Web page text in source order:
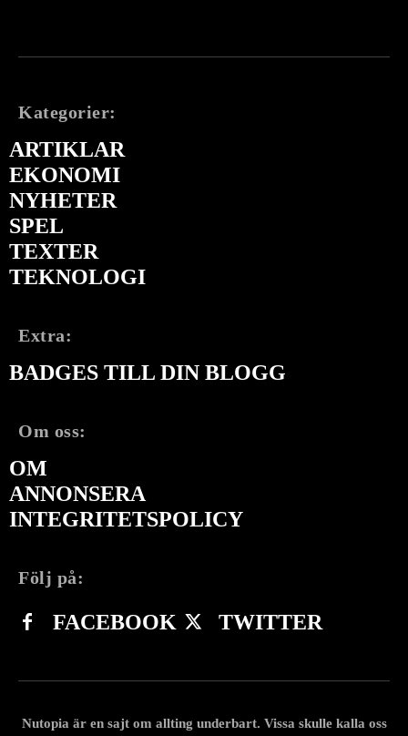
Kategorier:
ARTIKLAR
EKONOMI
NYHETER
SPEL
TEXTER
TEKNOLOGI
Extra:
BADGES TILL DIN BLOGG
Om oss:
OM
ANNONSERA
INTEGRITETSPOLICY
Följ på:
FACEBOOK TWITTER
Nutopia är en sajt om allting underbart. Vissa skulle kalla oss